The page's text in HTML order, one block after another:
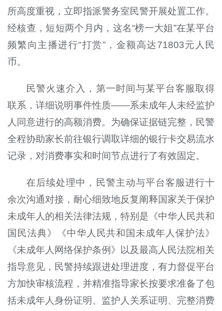
所高度重视，立即指派警务室民警开展处置工作。
经核查，短短两个月内，这名“榜一大姐”在某平台
频繁向主播进行“打赏”，金额高达71803元人民
币。
民警火速介入，第一时间与某平台客服取得
联系，详细说明事件性质——系未成年人未经监护
人同意进行的高额消费。为确保证据链完整，民警
全程协助家长前往银行调取详细的银行卡交易流水
记录，对消费事实和时间节点进行了有效固定。
在后续处理中，民警主动与平台客服进行十
余次沟通对接，耐心细致地反复阐释国家关于保护
未成年人的相关法律法规，特别是《中华人民共和
国民法典》《中华人民共和国未成年人保护法》
《未成年人网络保护条例》以及最高人民法院相关
指导意见，民警持续跟进处理进度，有力督促平台
方加快审核流程，并精准指导家长按要求准备了包
括未成年人身份证明、监护人关系证明、完整消费